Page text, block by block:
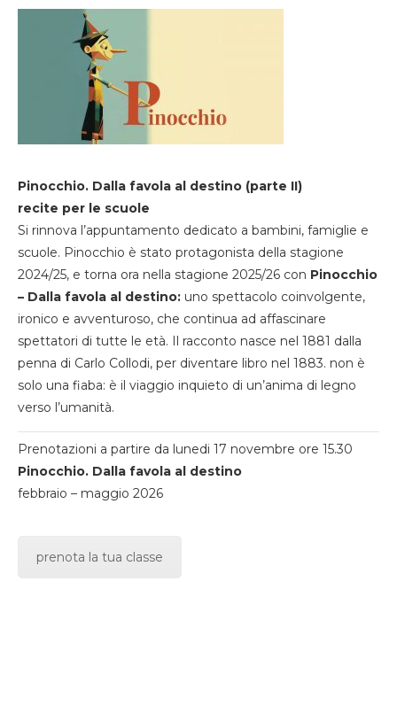
Pinocchio. Dalla favola al destino (parte II)
recite per le scuole
Si rinnova l’appuntamento dedicato a bambini, famiglie e
scuole. Pinocchio è stato protagonista della stagione
2024/25, e torna ora nella stagione 2025/26 con Pinocchio
– Dalla favola al destino: uno spettacolo coinvolgente,
ironico e avventuroso, che continua ad affascinare
spettatori di tutte le età. Il racconto nasce nel 1881 dalla
penna di Carlo Collodi, per diventare libro nel 1883. non è
solo una fiaba: è il viaggio inquieto di un’anima di legno
verso l’umanità.
Prenotazioni a partire da lunedi 17 novembre ore 15.30
Pinocchio. Dalla favola al destino
febbraio – maggio 2026
prenota la tua classe